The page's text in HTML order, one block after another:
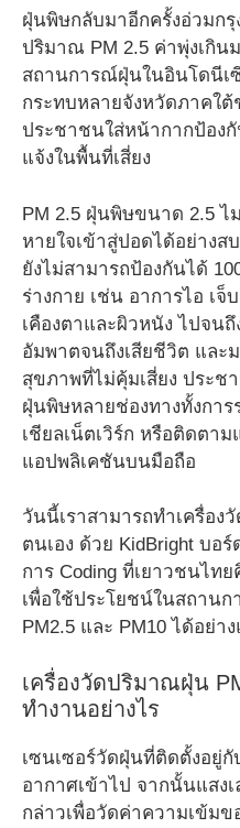
ฝุ่นพิษกลับมาอีกครั้งอ่วมก
ปริมาณ PM 2.5 ค่าพุ่งเกิน
สถานการณ์ฝุ่นในอินโดนี
กระทบหลายจังหวัดภาคใ
ประชาชนใส่หน้ากากป้อง
แจ้งในพื้นที่เสี่ยง
PM 2.5 ฝุ่นพิษขนาด 2.5 ไ
หายใจเข้าสู่ปอดได้อย่าง
ยังไม่สามารถป้องกันได้
ร่างกาย เช่น อาการไอ เจ็
เคืองตาและผิวหนัง ไปจน
อัมพาตจนถึงเสียชีวิต และ
สุขภาพที่ไม่คุ้มเสี่ยง ประ
ฝุ่นพิษหลายช่องทางทั้งกา
เชียลเน็ตเวิร์ก หรือติดตา
แอปพลิเคชันบนมือถือ
วันนี้เราสามารถทำเครื่อ
ตนเอง ด้วย KidBright บอ
การ Coding ที่เยาวชนไท
เพื่อใช้ประโยชน์ในสถาน
PM2.5 และ PM10 ได้อย่า
เครื่องวัดปริมาณฝุ่น
ทำงานอย่างไร
เซนเซอร์วัดฝุ่นที่ติดตั้งอยู่กั
อากาศเข้าไป จากนั้นแสง
กล่าวเพื่อวัดค่าความเข้ม